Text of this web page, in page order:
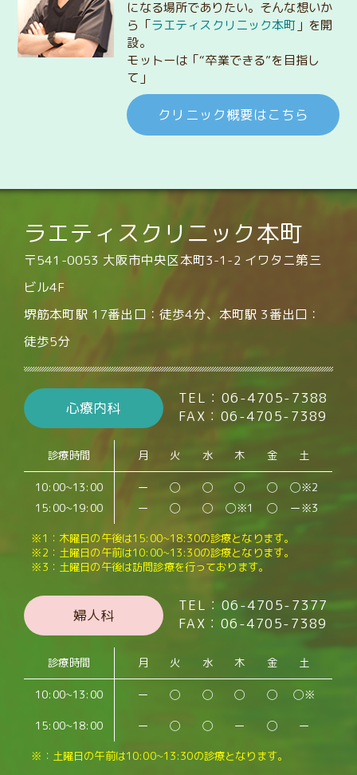
になる場所でありたい。そんな想いか
ら「ラエティスクリニック本町 」を開
設。
モットーは「“卒業できる”を目指し
て」
クリニック概要はこちら
ラエティスクリニック本町
〒541-0053 大阪市中央区本町3-1-2 イワタニ第三
ビル4F
堺筋本町駅 17番出口：徒歩4分、本町駅 3番出口：
徒歩5分
心療内科
TEL：06-4705-7388
FAX：06-4705-7389
診療時間 月 火 水 木 金 土
10:00~13:00
15:00~19:00
ー ◯ ◯ ◯ ◯
◯※2
ー
◯ ◯ ◯※1 ◯ ー※3
※1：木曜日の午後は15:00~18:30の診療となります。
※2：土曜日の午前は10:00~13:30の診療となります。
※3：土曜日の午後は訪問診療を行っております。
婦人科
TEL：06-4705-7377
FAX：06-4705-7389
診療時間 月 火 水 木 金 土
10:00~13:00 ー ◯ ◯ ◯ ◯ ◯※
15:00~18:00 ー ◯ ◯ ー ◯ ー
※：土曜日の午前は10:00~13:30の診療となります。